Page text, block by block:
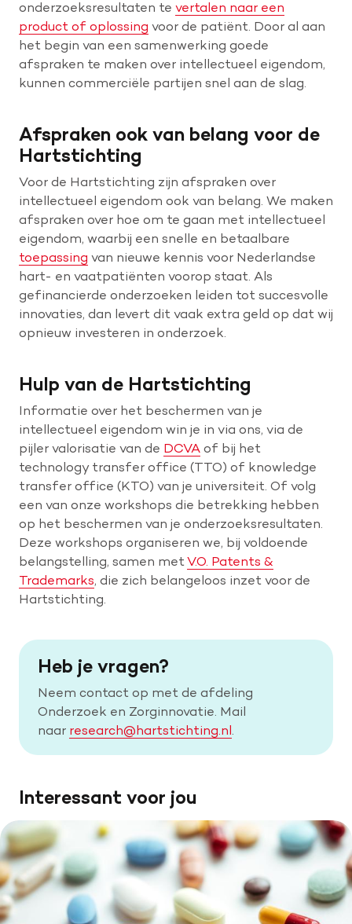
onderzoeksresultaten te vertalen naar een
product of oplossing voor de patiënt. Door al aan
het begin van een samenwerking goede
afspraken te maken over intellectueel eigendom,
kunnen commerciële partijen snel aan de slag.
Afspraken ook van belang voor de
Hartstichting
Voor de Hartstichting zijn afspraken over
intellectueel eigendom ook van belang. We maken
afspraken over hoe om te gaan met intellectueel
eigendom, waarbij een snelle en betaalbare
toepassing van nieuwe kennis voor Nederlandse
hart- en vaatpatiënten voorop staat. Als
gefinancierde onderzoeken leiden tot succesvolle
innovaties, dan levert dit vaak extra geld op dat wij
opnieuw investeren in onderzoek.
Hulp van de Hartstichting
Informatie over het beschermen van je
intellectueel eigendom win je in via ons, via de
pijler valorisatie van de DCVA of bij het
technology transfer office (TTO) of knowledge
transfer office (KTO) van je universiteit. Of volg
een van onze workshops die betrekking hebben
op het beschermen van je onderzoeksresultaten.
Deze workshops organiseren we, bij voldoende
belangstelling, samen metV.O. Patents &
Trademarks, die zich belangeloos inzet voor de
Hartstichting.
Heb je vragen?
Neem contact op met de afdeling
Onderzoek en Zorginnovatie. Mail
naar research@hartstichting.nl.
Interessant voor jou